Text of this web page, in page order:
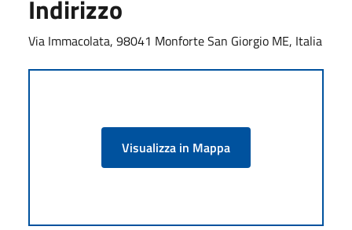
Indirizzo
Via Immacolata, 98041 Monforte San Giorgio ME, Italia
Visualizza in Mappa